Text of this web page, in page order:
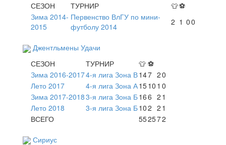
СЕЗОН
ТУРНИР 👕⚽
Зима 2014-
2015
Первенство ВлГУ по мини-
футболу 2014
2 1 00
Джентльмены Удачи
СЕЗОН
ТУРНИР 👕 ⚽
Зима 2016-20174-я лига Зона В147 20
Лето 2017
4-я лига Зона А1510 1 0
Зима 2017-20183-я лига Зона Б166 2 1
Лето 2018
3-я лига Зона Б102 2 1
ВСЕГО
552572
Сириус